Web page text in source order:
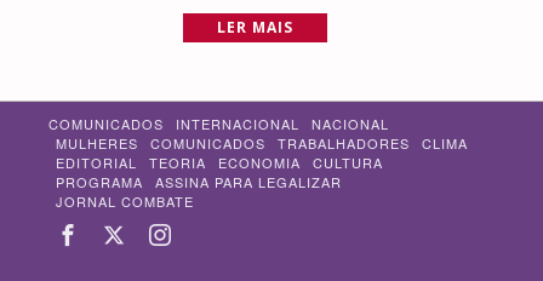
LER MAIS
COMUNICADOS INTERNACIONAL
NACIONAL
MULHERES
COMUNICADOS TRABALHADORES
CLIMA
EDITORIAL
TEORIA ECONOMIA
CULTURA
PROGRAMA
ASSINA PARA LEGALIZAR
JORNAL COMBATE